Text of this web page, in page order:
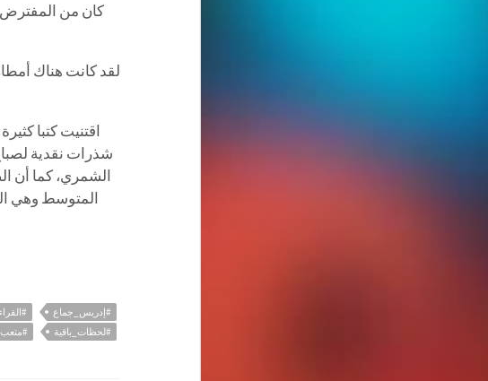
كان من المفترض
لقد كانت هناك
اقتنيت كتبا
شذرات نقدية
الشمري، كما أن
المتوسط وهي
#إدريس_جماع
#لحظات_باقية